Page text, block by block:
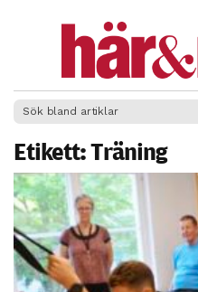
Etikett:Träning